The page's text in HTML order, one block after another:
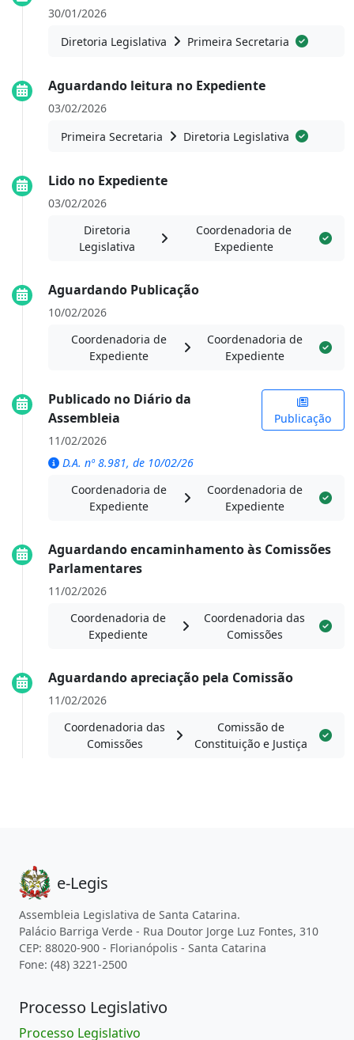
30/01/2026
Diretoria Legislativa
Primeira Secretaria
Aguardando leitura no Expediente
03/02/2026
Primeira Secretaria
Diretoria Legislativa
Lido no Expediente
03/02/2026
Diretoria
Legislativa
Coordenadoria de
Expediente
Aguardando Publicação
10/02/2026
Coordenadoria de
Expediente
Coordenadoria de
Expediente
Publicado no Diário da
Assembleia
Publicação
11/02/2026
D.A. nº 8.981, de 10/02/26
Coordenadoria de
Expediente
Coordenadoria de
Expediente
Aguardando encaminhamento às Comissões
Parlamentares
11/02/2026
Coordenadoria de
Expediente
Coordenadoria das
Comissões
Aguardando apreciação pela Comissão
11/02/2026
Coordenadoria das
Comissões
Comissão de
Constituição e Justiça
e-Legis
Assembleia Legislativa de Santa Catarina.
Palácio Barriga Verde - Rua Doutor Jorge Luz Fontes, 310
CEP: 88020-900 - Florianópolis - Santa Catarina
Fone: (48) 3221-2500
Processo Legislativo
Processo Legislativo